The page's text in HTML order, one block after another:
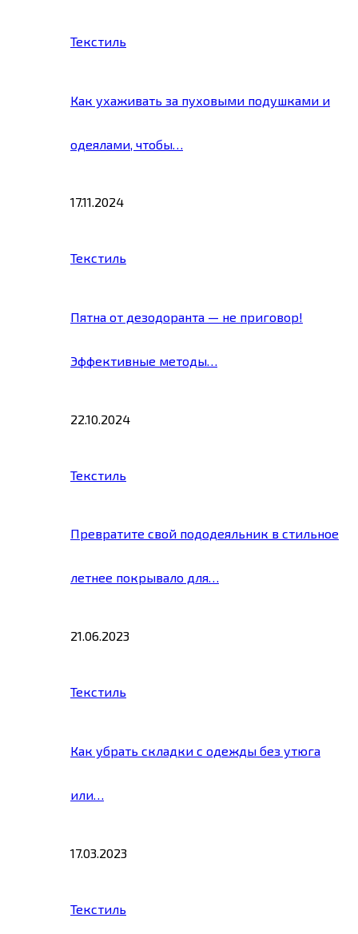
Текстиль
Как ухаживать за пуховыми подушками и
одеялами, чтобы…
17.11.2024
Текстиль
Пятна от дезодоранта — не приговор!
Эффективные методы…
22.10.2024
Текстиль
Превратите свой пододеяльник в стильное
летнее покрывало для…
21.06.2023
Текстиль
Как убрать складки с одежды без утюга
или…
17.03.2023
Текстиль